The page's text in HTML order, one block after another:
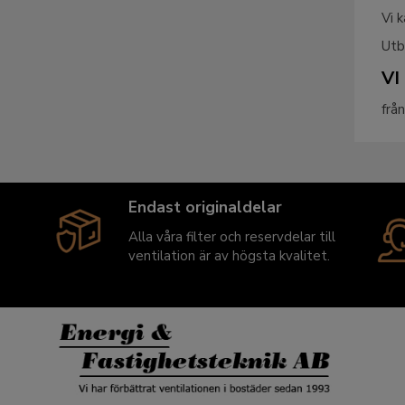
Vi
VI
Endast originaldelar
Alla våra filter och reservdelar till
ventilation är av högsta kvalitet.